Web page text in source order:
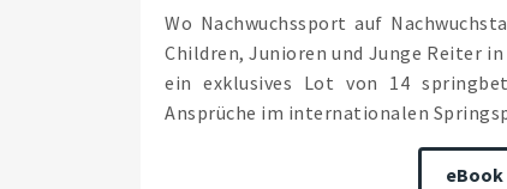
Wo Nachwuchssport auf
Children, Junioren und Junge Reiter
ein exklusives Lot von 14
Ansprüche im internationalen
eBook